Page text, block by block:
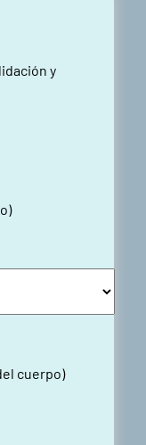
y
cuerpo)